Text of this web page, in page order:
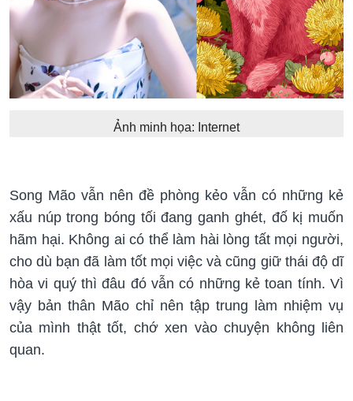
Ảnh minh họa: Internet
Song Mão vẫn nên đề phòng kẻo vẫn có những kẻ
xấu núp trong bóng tối đang ganh ghét, đố kị muốn
hãm hại. Không ai có thể làm hài lòng tất mọi người,
cho dù bạn đã làm tốt mọi việc và cũng giữ thái độ dĩ
hòa vi quý thì đâu đó vẫn có những kẻ toan tính. Vì
vậy bản thân Mão chỉ nên tập trung làm nhiệm vụ
của mình thật tốt, chớ xen vào chuyện không liên
quan.